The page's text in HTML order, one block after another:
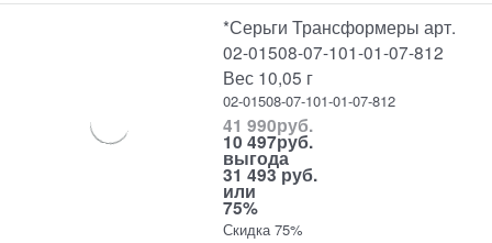
*Серьги Трансформеры арт.
02-01508-07-101-01-07-812
Вес 10,05 г
02-01508-07-101-01-07-812
41 990руб.
10 497руб.
выгода
31 493 руб.
или
75%
Скидка 75%